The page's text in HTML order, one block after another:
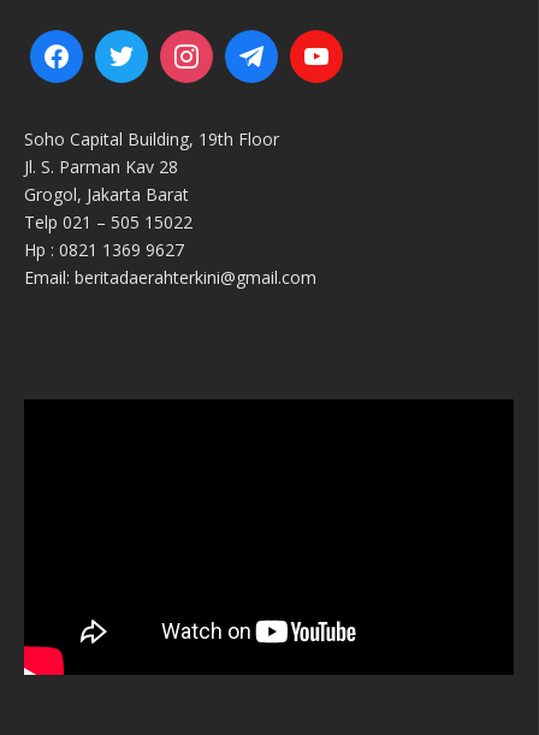
Soho Capital Building, 19th Floor
Jl. S. Parman Kav 28
Grogol, Jakarta Barat
Telp 021 – 505 15022
Hp : 0821 1369 9627
Email: beritadaerahterkini@gmail.com